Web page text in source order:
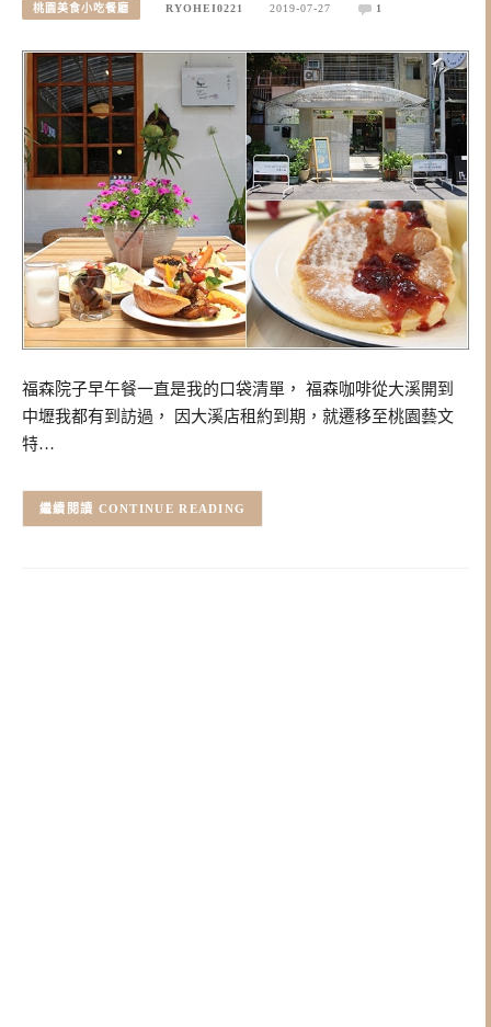
桃園美食小吃餐廳 RYOHEI0221 2019-07-27 1
福森院子早午餐一直是我的口袋清單， 福森咖啡從大溪開到
中壢我都有到訪過， 因大溪店租約到期，就遷移至桃園藝文
特…
CONTINUE READING